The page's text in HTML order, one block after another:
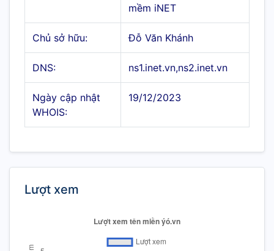
mềm iNET
Chủ sở hữu: Đỗ Văn Khánh
DNS: ns1.inet.vn,ns2.inet.vn
Ngày cập nhật
WHOIS:
19/12/2023
Lượt xem